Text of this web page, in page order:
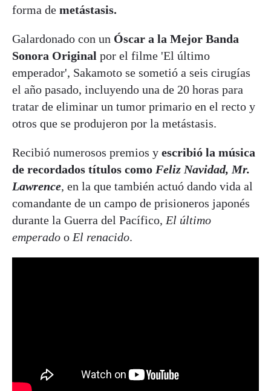
forma de metástasis.
Galardonado con un Óscar a la Mejor Banda
Sonora Original por el filme 'El último
emperador', Sakamoto se sometió a seis cirugías
el año pasado, incluyendo una de 20 horas para
tratar de eliminar un tumor primario en el recto y
otros que se produjeron por la metástasis.
Recibió numerosos premios y escribió la música
de recordados títulos como Feliz Navidad, Mr.
Lawrence, en la que también actuó dando vida al
comandante de un campo de prisioneros japonés
durante la Guerra del Pacífico, El último
emperado o El renacido.